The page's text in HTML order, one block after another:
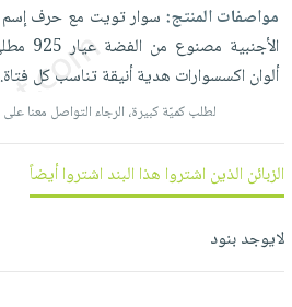
اكسسوارات
منزلية
اكسسوارات
ملابس
مطرزات
حقائب
عناية
الاشتراكات
صندوق
القراءة
iKitab
بلا
حدود
متقدم
وفرات
عن
سياسة
الشركة
حسابك
لائحة
الأمنيات
مواصفات المنتج: سوارتويت مع حرفإسم
الأجنبية مصنوع من الفضة عيار 925
ألوان اكسسوارات هديةأنيقةتناسبكل فتاة.
لطلب كميّة كبيرة، الرجاء التواصل معنا على
الزبائن الذين اشتروا هذا البند اشتروا أيضاً
لايوجد بنود